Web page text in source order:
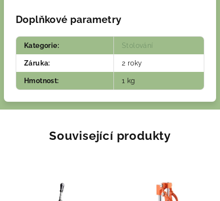
Doplňkové parametry
Kategorie: Stolování
Záruka: 2 roky
Hmotnost: 1 kg
Související produkty